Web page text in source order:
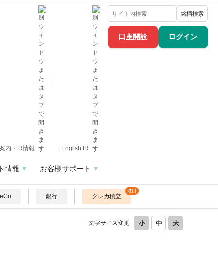
口座開設 ログイン
内・IR情報 English IR
銘柄検索
情報 お客様サポート
銀行 クレカ積立
文字サイズ変更